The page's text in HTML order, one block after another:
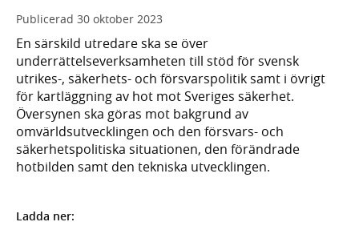
Publicerad 30 oktober 2023
En särskild utredare ska se över
underrättelseverksamheten till stöd för svensk
utrikes-, säkerhets- och försvarspolitik samt i övrigt
för kartläggning av hot mot Sveriges säkerhet.
Översynen ska göras mot bakgrund av
omvärldsutvecklingen och den försvars- och
säkerhetspolitiska situationen, den förändrade
hotbilden samt den tekniska utvecklingen.
Ladda ner: